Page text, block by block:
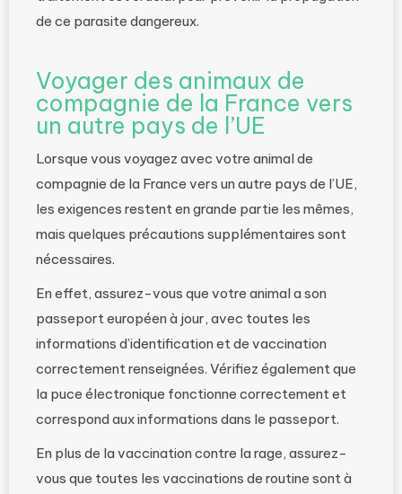
de ce parasite dangereux.
Voyager des animaux de
compagnie de la France vers
un autre pays de l’UE
Lorsque vous voyagez avec votre animal de
compagnie de la France vers un autre pays de l’UE,
les exigences restent en grande partie les mêmes,
mais quelques précautions supplémentaires sont
nécessaires.
En effet, assurez-vous que votre animal a son
passeport européen à jour, avec toutes les
informations d’identification et de vaccination
correctement renseignées. Vérifiez également que
la puce électronique fonctionne correctement et
correspond aux informations dans le passeport.
En plus de la vaccination contre la rage, assurez-
vous que toutes les vaccinations de routine sont à